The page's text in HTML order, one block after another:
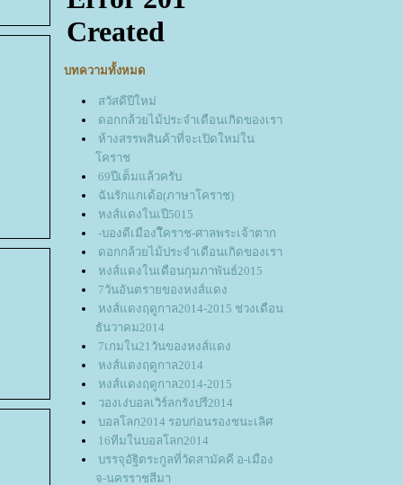
บทความทั้งหมด
สวัสดีปีใหม่
ดอกกล้วยไม้ประจำเดือนเกิดของเรา
ห้างสรรพสินค้าที่จะเปิดใหม่ใน
คราช
69ปีเต็มแล้วครับ
ฉันรักแกเด้อ(ภาษาโคราช)
หงส์แดงในเปี5015
-บองดีเมืองโึคราช-ศาลพระเจ้าตาก
ดอกกล้วยไม้ประจำเดือนเกิดของเรา
หงส์แดงในเดือนกุมภาพันธ์2015
7วันอันตรายของหงส์แดง
หงส์แดงฤดูกาล2014-2015 ช่วงเดือน
ธันวาคม2014
7เกมใน21วันของหงส์แดง
หงส์แดงฤดูกาล2014
หงส์แดงฤดูกาล2014-2015
วองเง่บอลเวิร์ลกรังปรี2014
บอลโลก2014 รอบก่อนรองชนะเลิศ
16ทีมในบอลโลก2014
บรรจุอัฐิตระกูลที่วัดสามัคคี อ-เมือง
จ-นครราชสีมา